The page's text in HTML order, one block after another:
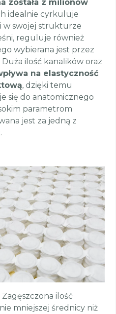
została z milionów
idealnie cyrkuluje
w swojej strukturze
reguluje również
wybierana jest przez
ilość kanalików oraz
na elastyczność
, dzięki temu
się do anatomicznego
parametrom
jest za jedną z
ilość
mniejszej średnicy niż